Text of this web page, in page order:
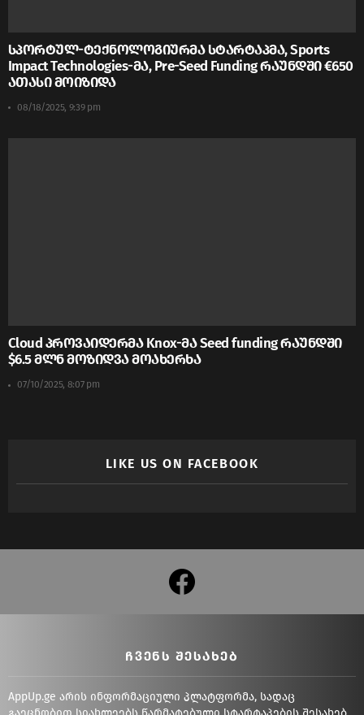
სპორტულ-ტექნოლოგიურმა სტარტაპმა, Sports
Impact Technologies-მა, Pre-Seed Funding რაუნდში €650
ათასი მოიზიდა
08/18/2025, 9:39 pm
Cloud პროვაიდერმა Knox-მა Seed funding რაუნდში
$6.5 მლნ მოზიდვა მოახერხა
07/10/2025, 8:07 pm
LIKE US ON FACEBOOK
facebook
ᲩᲕᲔᲜᲡ ᲨᲔᲡᲐᲮᲔᲑ
AppUp.ge არის ინფორმაციული პლატფორმა, სადაც